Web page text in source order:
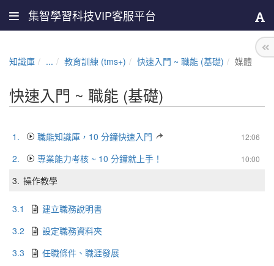
集智學習科技VIP客服平台
知識庫 ... 教育訓練 (tms+) 快速入門 ~ 職能 (基礎) 媒體
快速入門 ~ 職能 (基礎)
1. 12:06
職能知識庫，10 分鐘快速入門
2.
10:00
專業能力考核 ~ 10 分鐘就上手！
3. 操作教學
3.1
建立職務說明書
3.2
設定職務資料夾
3.3
任職條件、職涯發展